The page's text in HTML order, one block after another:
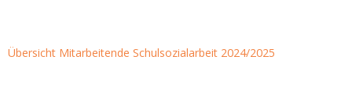
Übersicht Mitarbeitende Schulsozialarbeit 2024/2025